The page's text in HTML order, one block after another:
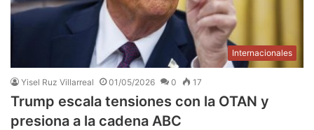
Internacionales
Yisel Ruz Villarreal 01/05/2026 0 17
Trump escala tensiones con la OTAN y
presiona a la cadena ABC